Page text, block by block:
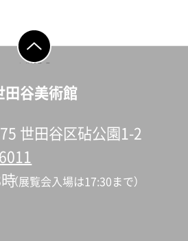
タイケンと大戦間期の
カ」生井英孝I アール・
の日々―1927-1931III
瞬間―1932-1937「エド
ダン・エイジのルー
夢見た男」塚田美紀「お
写体」編：塚田美紀「年
ページの先頭へ戻
田谷美術館
世田谷区砧公園1-2
（展覧会入場は17:30まで）